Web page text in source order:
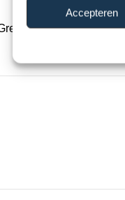
Accepteren
Gold